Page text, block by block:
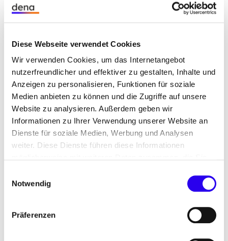
Diese Webseite verwendet Cookies
Wir verwenden Cookies, um das Internetangebot
nutzerfreundlicher und effektiver zu gestalten, Inhalte und
Anzeigen zu personalisieren, Funktionen für soziale
Medien anbieten zu können und die Zugriffe auf unsere
Website zu analysieren. Außerdem geben wir
Informationen zu Ihrer Verwendung unserer Website an
Dienste für soziale Medien, Werbung und Analysen
weiter. Diese Dienste führen diese Informationen
Nutzung der Dienste gesammelt haben.
Notwendig
Präferenzen
seit Gründung aktiv
> 1110
Projekte
seit Gründung umgesetzt
27158
an Veranstaltungen im Jahr 2025